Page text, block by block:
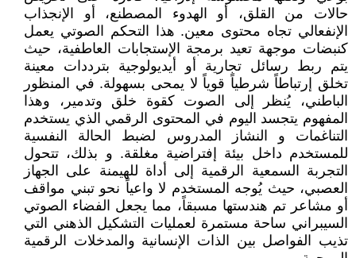
حالات من القلق، أو الهدوء المصطنع، أو الإنجذاب
الإنفعالي تجاه محتوى معين. هذا التحكم الصوتي يعمل
كنبضات موجهة تعيد برمجة الإستجابات العاطفية، حيث
يتم ربط رسائل تجارية أو أيديولوجية بترددات معينة
تخلق إرتباطاً شرطياً قوياً لا يمحى بسهولة. في المنظور
الباطني، يُنظر إلى الصوت كقوة خلق وتدمير، وهذا
المفهوم يتجسد اليوم في المحتوى الرقمي الذي يستخدم
التناغمات و النشاز المدروس لضبط الحالة النفسية
للمستخدم داخل بيئة إفتراضية مغلقة. و بذلك، تتحول
التجربة السمعية الرقمية إلى أداة للهيمنة على الجهاز
العصبي، حيث يُوجه المستخدم لا واعياً نحو تبني مواقف
أو مشاعر تم هندستها مسبقاً، مما يجعل الفضاء الصوتي
السيبراني ساحة مستمرة لعمليات التشكيل الذهني التي
تذيب الفواصل بين الذات الإنسانية والمدخلات الرقمية